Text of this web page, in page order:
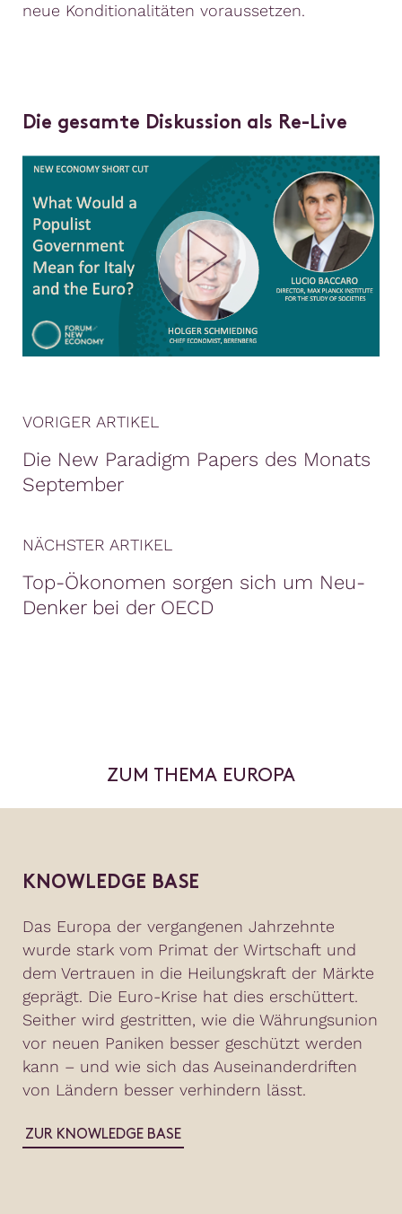
neue Konditionalitäten voraussetzen.
Die gesamte Diskussion als Re-Live
VORIGER ARTIKEL
Die New Paradigm Papers des Monats
September
NÄCHSTER ARTIKEL
Top-Ökonomen sorgen sich um Neu-
Denker bei der OECD
ZUM THEMA EUROPA
KNOWLEDGE BASE
Das Europa der vergangenen Jahrzehnte
wurde stark vom Primat der Wirtschaft und
dem Vertrauen in die Heilungskraft der Märkte
geprägt. Die Euro-Krise hat dies erschüttert.
Seither wird gestritten, wie die Währungsunion
vor neuen Paniken besser geschützt werden
kann – und wie sich das Auseinanderdriften
von Ländern besser verhindern lässt.
ZUR KNOWLEDGE BASE